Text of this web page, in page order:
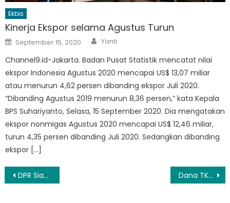
Ekbis
Kinerja Ekspor selama Agustus Turun
Posted
on
September 15, 2020 Author
Yanti
Channel9.id-Jakarta. Badan Pusat Statistik mencatat nilai
ekspor Indonesia Agustus 2020 mencapai US$ 13,07 miliar
atau menurun 4,62 persen dibanding ekspor Juli 2020.
“Dibanding Agustus 2019 menurun 8,36 persen,” kata Kepala
BPS Suhariyanto, Selasa, 15 September 2020. Dia mengatakan
ekspor nonmigas Agustus 2020 mencapai US$ 12,46 miliar,
turun 4,35 persen dibanding Juli 2020. Sedangkan dibanding
ekspor […]
Navigasi
DPR Siapkan Solusi Royalti, Dasco Tegaskan Publik Tak Perlu Takut Putar Musik Dana TKD Dipotong 24,8%, DPR: Program Pembangunan Daerah Tak Berkurang